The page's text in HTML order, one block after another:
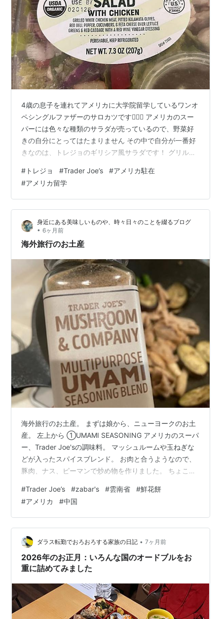
4歳の息子を連れてアメリカに大学院留学しているワンオ
ペシングルファザーのサロカツです🙇🏻‍♂️ アメリカのスー
パーには色々な種類のサラダが売っているので、野菜好
きの自分にとってはたまりません その中で自分が一番好
きなのは、トレジョのギリシア風サラダです！ グリルチ
チーズが入っているのですが、何が美味しいってドレッ
シングなんですよ。 赤ワインと酢で作ったシンプルなド
レッシングなんですが、味の濃さが絶妙で、具材の美味
しさを引き立てつつ自分も存在感を出していて、このド
レッシングだけでも買いたいくらいです。 因みにこのサ
ラダ、定価で買ったら8ドル（1,…
# トレジョ #Trader Joe’s #アメリカ駐在
#アメリカ留学
身近にある美味しいものや、時々日々のことを綴るブログ
• 6ヶ月前
海外旅行のお土産
海外旅行のお土産。 まずは娘から、ニューヨークのお土
産。 左上から ①UMAMI SEASONING アメリカのスーパ
ー、Trader Joe'sの調味料。 マッシュルームや玉ねぎな
どが入ったスパイスブレンド。 お肉と合うようなので、
豚肉、ナス、ピーマンで炒め物を作りました。 ちょこっ
タにも良さそう。 ネット通販で見たらなんと2000円で販
売されてました！転売ヤー恐るべし… ②キャンディ
JOLLY RABCHER ブルーラズベリー・グリーンアップ
ル・チェリー・グレープ&ウオーターメロン LIFE
SAVERS チェリー・ラズベリー・ウオーター…
#Trader Joe’s #zabar's #雲南省 #鮮花餅
#アメリカ #中国
ダラス転勤でおろおろする家族の日記 • 7ヶ月前
2026年のお正月：いろんな国のオードブルをお
重に詰めてみました